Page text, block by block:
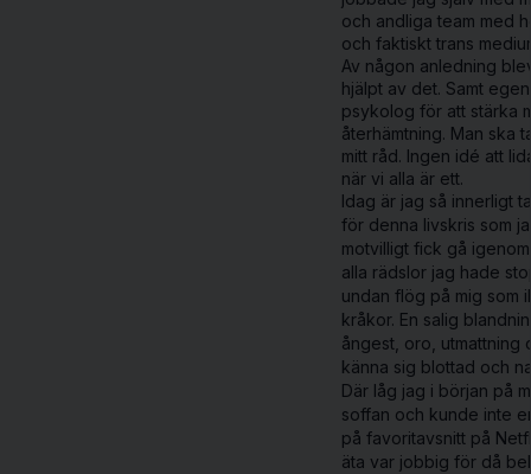
och andliga team med
och faktiskt trans
Av någon anledning
hjälpt av det. Samt egen
psykolog för att stärka
återhämtning. Man ska
mitt råd. Ingen idé att
när vi alla är ett.
Idag är jag så innerligt
för denna livskris som
motvilligt fick gå
alla rädslor jag hade
undan flög på mig som
kråkor. En salig
ångest, oro, utmattning
känna sig blottad och
Där låg jag i början på
soffan och kunde inte
på favoritavsnitt på
äta var jobbig för då